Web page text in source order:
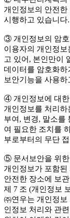
개인정보의 안전한
시행하고 있습니다.
③ 개인정보의 암
이용자의 개인정보
고 있어, 본인만이
데이터를 암호화하
보안기능을 사용하
④ 개인정보에 대
개인정보를 처리하
부여, 변경, 말소를
여 필요한 조치를
부로부터의 무단
⑤ 문서보안을 위
개인정보가 포함된
안전한 장소에 보
제 7 조 (개인정보
㈜연우는 개인정보
인정보 처리와 관